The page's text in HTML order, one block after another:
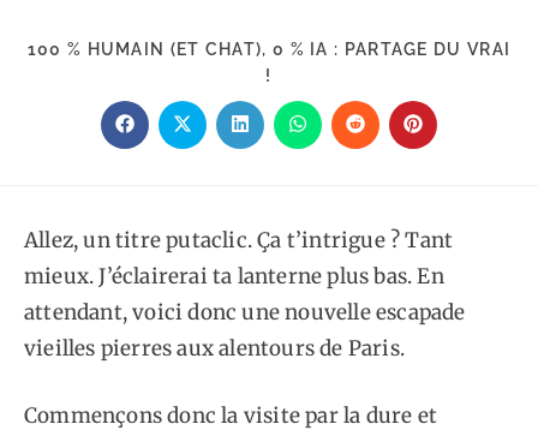
100 % HUMAIN (ET CHAT), 0 % IA : PARTAGE DU VRAI
!
CE
CONTENU
Ouvrir
dans
Ouvrir
dans
Ouvrir
dans
Ouvrir
dans
Ouvrir
dans
Ouvrir
dans
Allez, un titre putaclic. Ça t’intrigue ? Tant
mieux. J’éclairerai ta lanterne plus bas. En
attendant, voici donc une nouvelle escapade
vieilles pierres aux alentours de Paris.
Commençons donc la visite par la dure et